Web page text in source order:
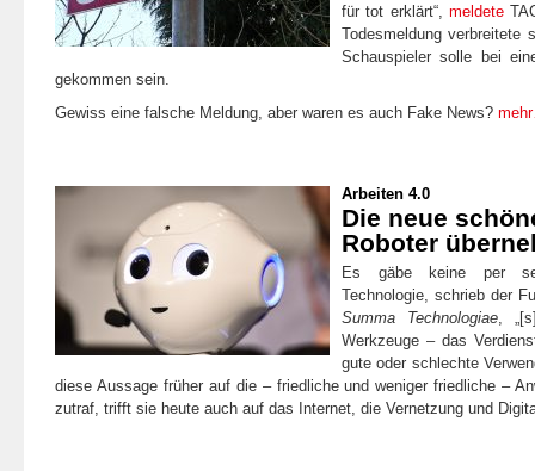
für tot erklärt“, meldete
Todesmeldung verbreitete
Schauspieler solle bei
gekommen sein.
Gewiss eine falsche Meldung, aber waren es auch Fake News?
Arbeiten 4.0
Die neue
Roboter
Es gäbe keine per
Technologie, schrieb der
Summa Technologiae,
Werkzeuge – das
gute oder schlechte
diese Aussage früher auf die – friedliche und weniger friedliche –
zutraf, trifft sie heute auch auf das Internet, die Vernetzung und